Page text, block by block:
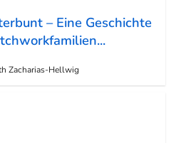
– Eine Geschichte
Zacharias-Hellwig